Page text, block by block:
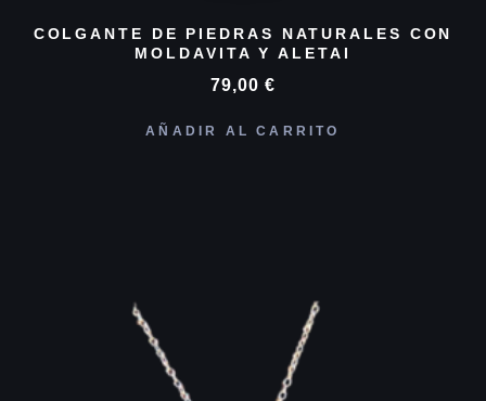
COLGANTE DE PIEDRAS NATURALES CON
MOLDAVITA Y ALETAI
79,00 €
AÑADIR AL CARRITO